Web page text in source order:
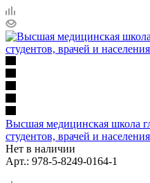
Высшая медицинская школа
студентов, врачей и
Нет в наличии
Арт.: 978-5-8249-0164-1